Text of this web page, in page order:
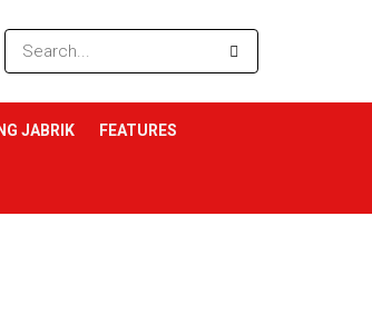
JABRIK FEATURES